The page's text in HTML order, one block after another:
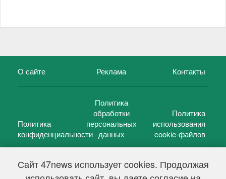
Сайт 47news использует cookies. Продолжая
О сайте Реклама Контакты
Политика
конфиденциальности
Политика
обработки
персональных
данных
Политика
использования
cookie-файлов